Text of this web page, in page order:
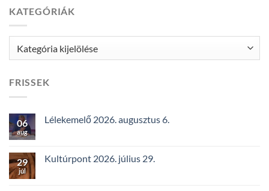
KATEGÓRIÁK
FRISSEK
06
aug
Lélekemelő 2026. augusztus 6.
29
júl
Kultúrpont 2026. július 29.